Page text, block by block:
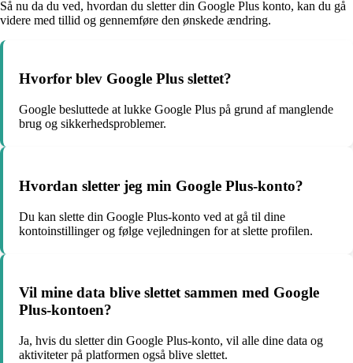
Så nu da du ved, hvordan du sletter din Google Plus konto, kan du gå
videre med tillid og gennemføre den ønskede ændring.
Hvorfor blev Google Plus slettet?
Google besluttede at lukke Google Plus på grund af manglende
brug og sikkerhedsproblemer.
Hvordan sletter jeg min Google Plus-konto?
Du kan slette din Google Plus-konto ved at gå til dine
kontoinstillinger og følge vejledningen for at slette profilen.
Vil mine data blive slettet sammen med Google
Plus-kontoen?
Ja, hvis du sletter din Google Plus-konto, vil alle dine data og
aktiviteter på platformen også blive slettet.